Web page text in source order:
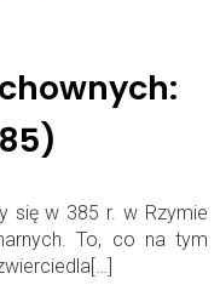
się w 385 r. w Rzymie
To, co na tym